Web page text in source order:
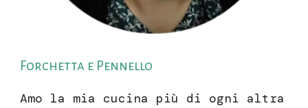
Forchetta e Pennello
Amo la mia cucina più di ogni altra